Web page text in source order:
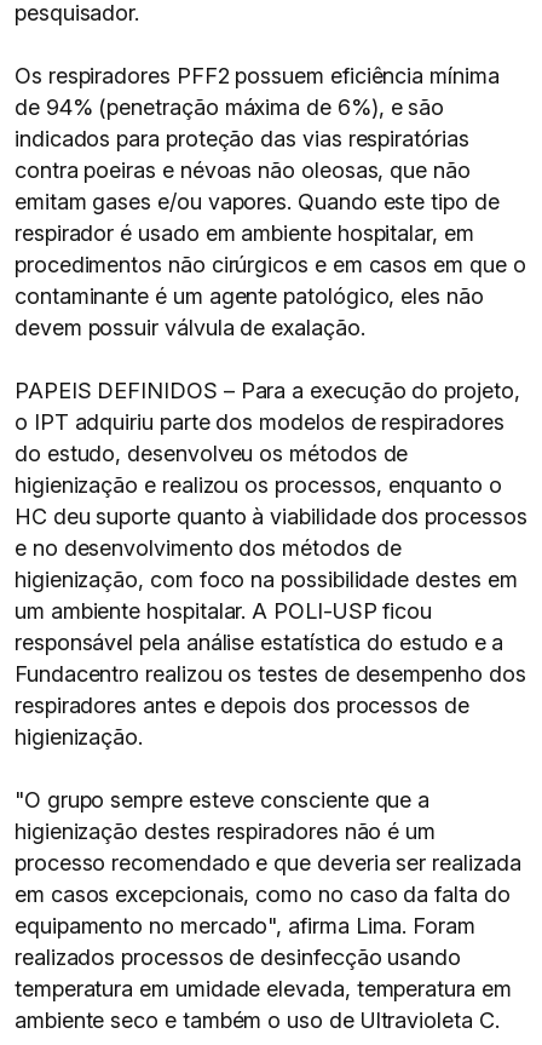
pesquisador.
Os respiradores PFF2 possuem eficiência mínima
de 94% (penetração máxima de 6%), e são
indicados para proteção das vias respiratórias
contra poeiras e névoas não oleosas, que não
emitam gases e/ou vapores. Quando este tipo de
respirador é usado em ambiente hospitalar, em
procedimentos não cirúrgicos e em casos em que o
contaminante é um agente patológico, eles não
devem possuir válvula de exalação.
PAPEIS DEFINIDOS – Para a execução do projeto,
o IPT adquiriu parte dos modelos de respiradores
do estudo, desenvolveu os métodos de
higienização e realizou os processos, enquanto o
HC deu suporte quanto à viabilidade dos processos
e no desenvolvimento dos métodos de
higienização, com foco na possibilidade destes em
um ambiente hospitalar. A POLI-USP ficou
responsável pela análise estatística do estudo e a
Fundacentro realizou os testes de desempenho dos
respiradores antes e depois dos processos de
higienização.
"O grupo sempre esteve consciente que a
higienização destes respiradores não é um
processo recomendado e que deveria ser realizada
em casos excepcionais, como no caso da falta do
equipamento no mercado", afirma Lima. Foram
realizados processos de desinfecção usando
temperatura em umidade elevada, temperatura em
ambiente seco e também o uso de Ultravioleta C.